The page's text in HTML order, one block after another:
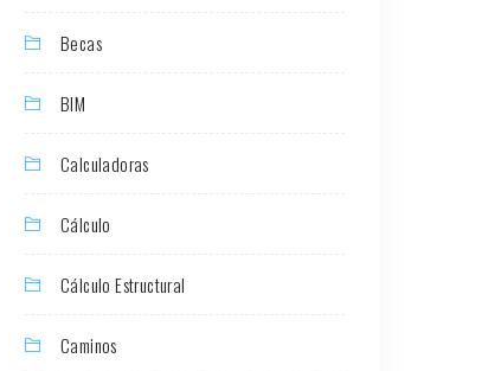
Becas
BIM
Calculadoras
Cálculo
Cálculo Estructural
Caminos